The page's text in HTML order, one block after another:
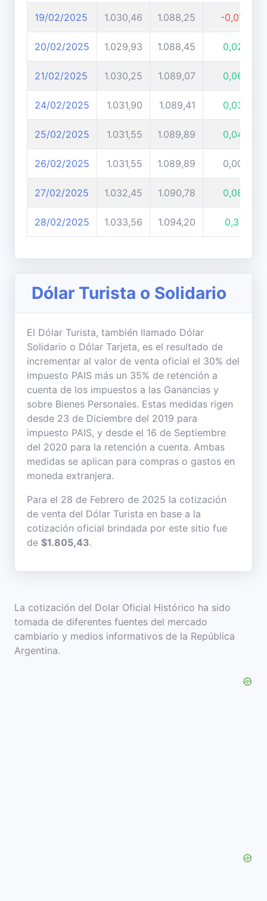
19/02/2025 1.030,46 1.088,25 -0,01%
20/02/2025 1.029,93 1.088,45 0,02%
21/02/2025 1.030,25 1.089,07 0,06%
24/02/2025 1.031,90 1.089,41 0,03%
25/02/2025 1.031,55 1.089,89 0,04%
26/02/2025 1.031,55 1.089,89 0,00%
27/02/2025 1.032,45 1.090,78 0,08%
28/02/2025 1.033,56 1.094,20 0,31%
Dólar Turista o Solidario
El Dólar Turista, también llamado Dólar
Solidario o Dólar Tarjeta, es el resultado de
incrementar al valor de venta oficial el 30% del
impuesto PAIS más un 35% de retención a
cuenta de los impuestos a las Ganancias y
sobre Bienes Personales. Estas medidas rigen
desde 23 de Diciembre del 2019 para
impuesto PAIS, y desde el 16 de Septiembre
del 2020 para la retención a cuenta. Ambas
medidas se aplican para compras o gastos en
moneda extranjera.
Para el 28 de Febrero de 2025 la cotización
de venta del Dólar Turista en base a la
cotización oficial brindada por este sitio fue
de $1.805,43.
La cotización del Dolar Oficial Histórico ha sido
tomada de diferentes fuentes del mercado
cambiario y medios informativos de la República
Argentina.